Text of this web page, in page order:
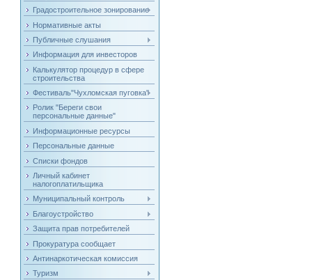
Градостроительное зонирование
Нормативные акты
Публичные слушания
Информация для инвесторов
Калькулятор процедур в сфере
строительства
Фестиваль"Чухломская пуговка"
Ролик "Береги свои
персональные данные"
Информационные ресурсы
Персональные данные
Списки фондов
Личный кабинет
налогоплатильщика
Муниципальный контроль
Благоустройство
Защита прав потребителей
Прокуратура сообщает
Антинаркотическая комиссия
Туризм